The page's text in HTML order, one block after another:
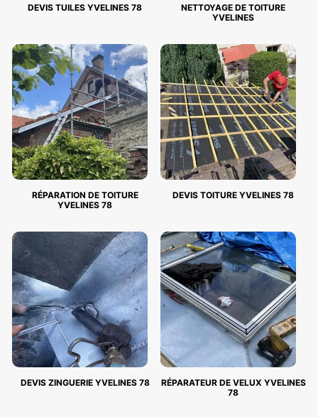
DEVIS TUILES YVELINES 78
NETTOYAGE DE TOITURE
YVELINES
RÉPARATION DE TOITURE
YVELINES 78
DEVIS TOITURE YVELINES 78
DEVIS ZINGUERIE YVELINES 78
RÉPARATEUR DE VELUX YVELINES
78